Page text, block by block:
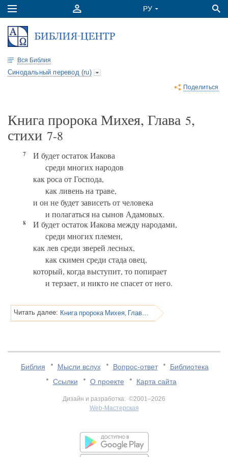
Вся Библия
Синодальный перевод (ru)
Поделиться
Книга пророка Михея, Глава 5,
стихи 7-8
7
И будет остаток Иакова
среди многих народов
как роса от Господа,
как ливень на траве,
и он не будет зависеть от человека
и полагаться на сынов Адамовых.
8
И будет остаток Иакова между народами,
среди многих племен,
как лев среди зверей лесных,
как скимен среди стада овец,
который, когда выступит, то попирает
и терзает, и никто не спасет от него.
Читать далее: Книга пророка Михея, Глава 5
Библия Мысли вслух Вопрос-ответ
Библиотека
Ссылки
О проекте Карта сайта
Дизайн и разработка: ©2001–2026
Web-Мастерская